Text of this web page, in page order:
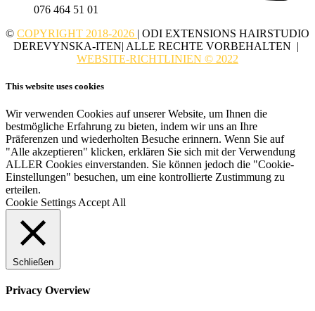
076 464 51 01
© COPYRIGHT 2018-2026 | ODI EXTENSIONS HAIRSTUDIO
DEREVYNSKA-ITEN| ALLE RECHTE VORBEHALTEN |
WEBSITE-RICHTLINIEN © 2022
This website uses cookies
Wir verwenden Cookies auf unserer Website, um Ihnen die
bestmögliche Erfahrung zu bieten, indem wir uns an Ihre
Präferenzen und wiederholten Besuche erinnern. Wenn Sie auf
"Alle akzeptieren" klicken, erklären Sie sich mit der Verwendung
ALLER Cookies einverstanden. Sie können jedoch die "Cookie-
Einstellungen" besuchen, um eine kontrollierte Zustimmung zu
erteilen.
Cookie Settings Accept All
Schließen
Privacy Overview